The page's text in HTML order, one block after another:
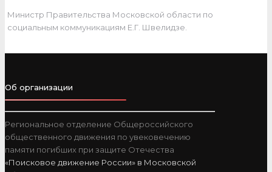
Министр Правительства Московской области по
социальным коммуникациям Е.Г. Швелидзе.
Об организации
Региональное отделение Общероссийского
общественного движения по увековечению
памяти погибших при защите Отечества
«Поисковое движение России» в Московской